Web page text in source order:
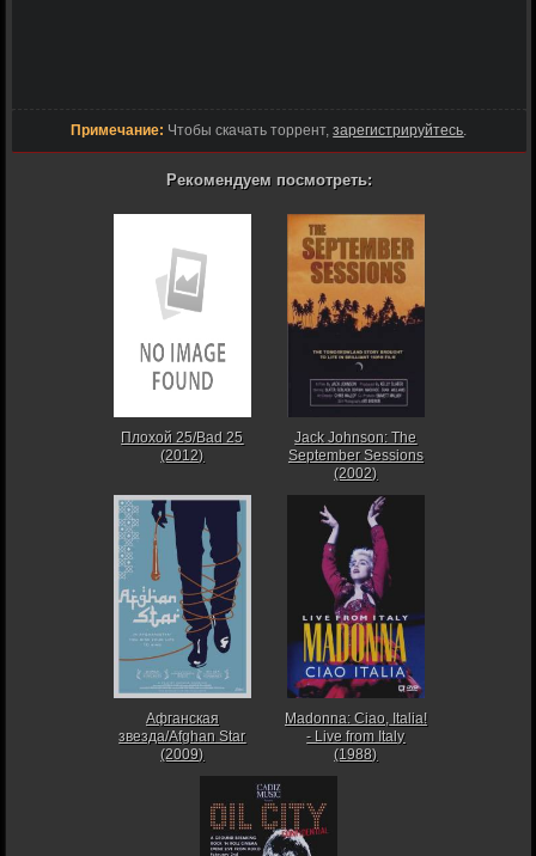
Примечание: Чтобы скачать торрент,зарегистрируйтесь
Рекомендуем посмотреть:
Плохой 25/Bad 25
(2012)
Jack Johnson: The
September Sessions
(2002)
Афганская
звезда/Afghan Star
(2009)
Madonna: Ciao, Italia!
- Live from Italy
(1988)